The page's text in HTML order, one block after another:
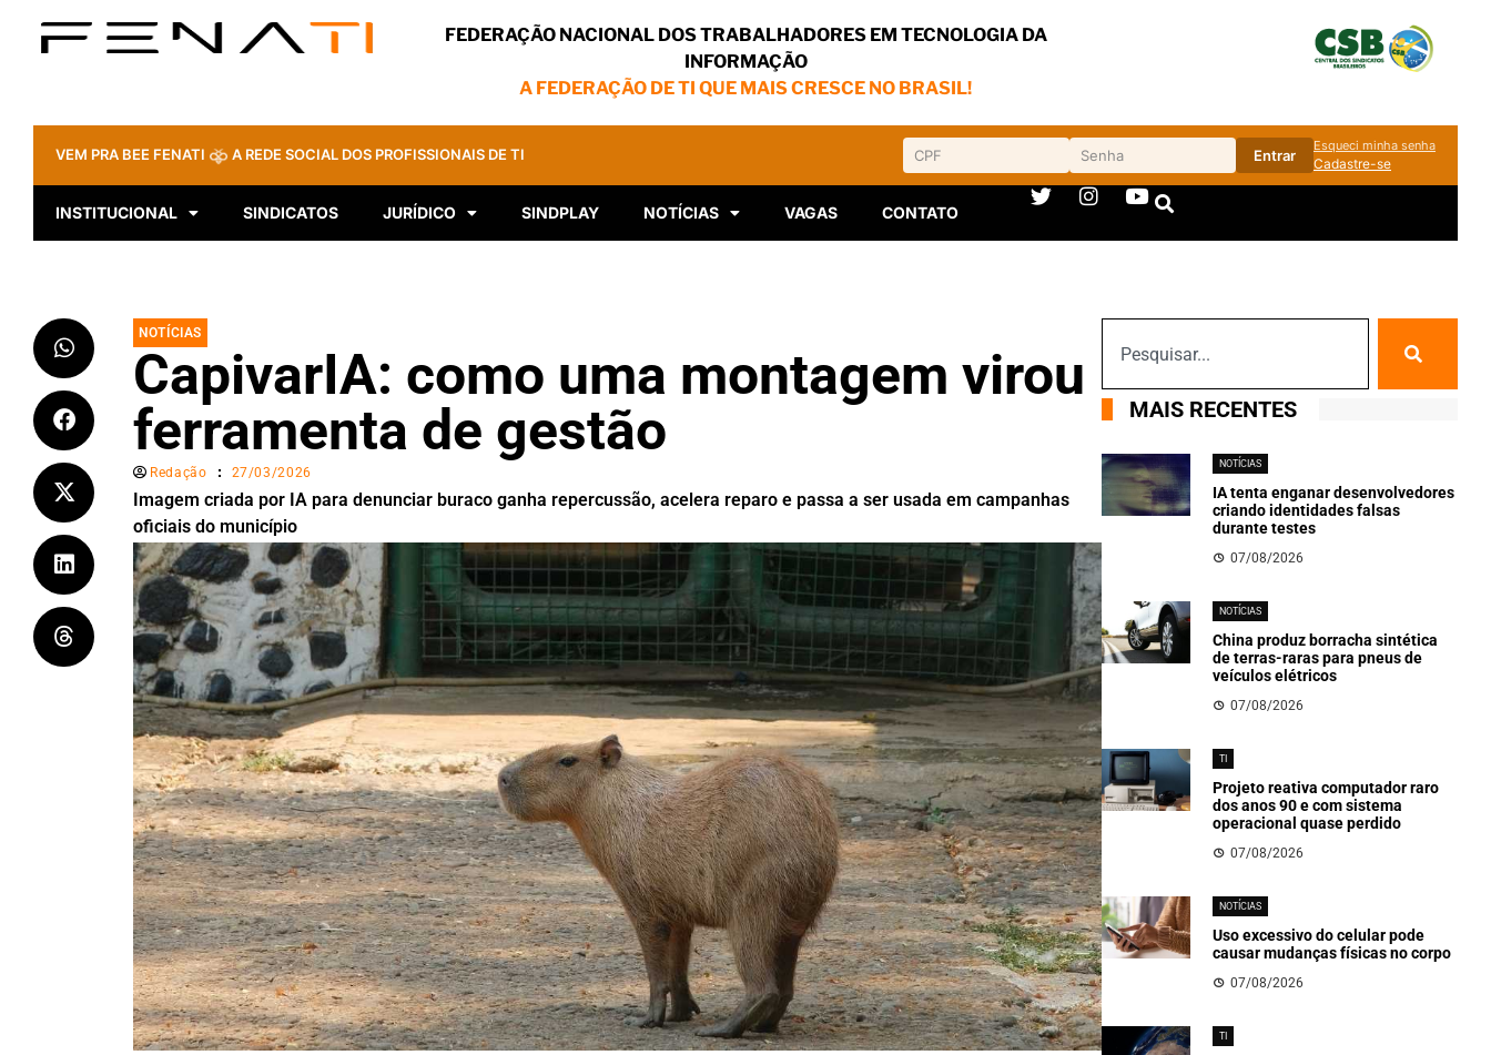
FEDERAÇÃO NACIONAL DOS TRABALHADORES EM TECNOLOGIA DA
INFORMAÇÃO
A FEDERAÇÃO DE TI QUE MAIS CRESCE NO BRASIL!
VEM PRA BEE FENATI A REDE SOCIAL DOS PROFISSIONAIS DE TI Entrar
Esqueci minha senha
Cadastre-se
INSTITUCIONAL SINDICATOS JURÍDICO SINDPLAY NOTÍCIAS VAGAS CONTATO
NOTÍCIAS
CapivarIA: como uma montagem virou
ferramenta de gestão
Redação 27/03/2026
Imagem criada por IA para denunciar buraco ganha repercussão, acelera reparo e passa a ser usada em campanhas
oficiais do município
MAIS RECENTES
NOTÍCIAS
IA tenta enganar desenvolvedores
criando identidades falsas
durante testes
07/08/2026
NOTÍCIAS
China produz borracha sintética
de terras-raras para pneus de
veículos elétricos
07/08/2026
TI
Projeto reativa computador raro
dos anos 90 e com sistema
operacional quase perdido
07/08/2026
NOTÍCIAS
Uso excessivo do celular pode
causar mudanças físicas no corpo
07/08/2026
TI